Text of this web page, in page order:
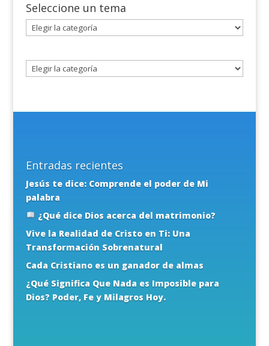
Seleccione un tema
Seleccione
un
Entradas recientes
Jesús te dice: Comprende el poder de Mi
palabra
¿Qué dice Dios acerca del matrimonio?
Vive la Realidad de Cristo en Ti: Una
Transformación Sobrenatural
Cada Cristiano es un ganador de almas
¿Qué Significa Que Nada es Imposible para
Dios? Poder, Fe y Milagros Hoy.